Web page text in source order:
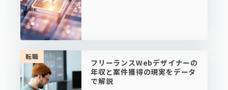
転職
フリーランスWebデザイナーの
年収と案件獲得の現実をデータ
で解説